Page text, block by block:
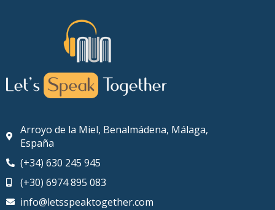
Arroyo de la Miel, Benalmádena, Málaga,
España
(+34) 630 245 945
(+30) 6974 895 083
info@letsspeaktogether.com